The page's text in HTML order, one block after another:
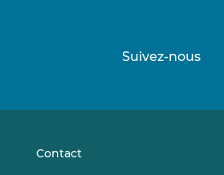
Suivez-nous
Contact